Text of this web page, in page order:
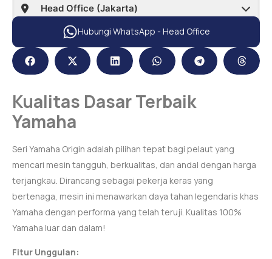
Hubungi WhatsApp - Head Office
Kualitas Dasar Terbaik
Yamaha
Seri Yamaha Origin adalah pilihan tepat bagi pelaut yang
mencari mesin tangguh, berkualitas, dan andal dengan harga
terjangkau. Dirancang sebagai pekerja keras yang
bertenaga, mesin ini menawarkan daya tahan legendaris khas
Yamaha dengan performa yang telah teruji. Kualitas 100%
Yamaha luar dan dalam!
Fitur Unggulan: